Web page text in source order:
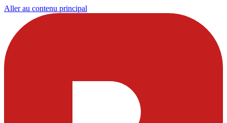
Aller au contenu principal